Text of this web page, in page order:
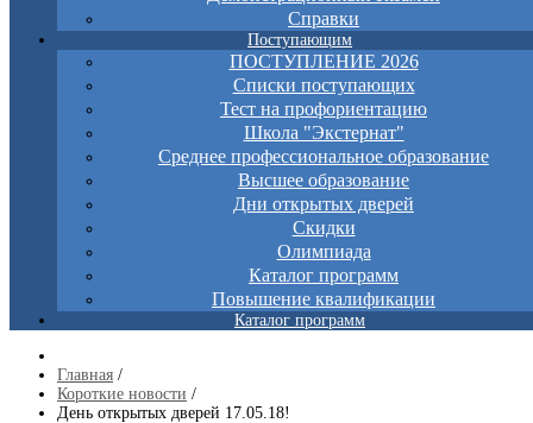
Справки
Поступающим
ПОСТУПЛЕНИЕ 2026
Списки поступающих
Тест на профориентацию
Школа "Экстернат"
Среднее профессиональное образование
Высшее образование
Дни открытых дверей
Скидки
Олимпиада
Каталог программ
Повышение квалификации
Каталог программ
Главная /
Короткие новости /
День открытых дверей 17.05.18!